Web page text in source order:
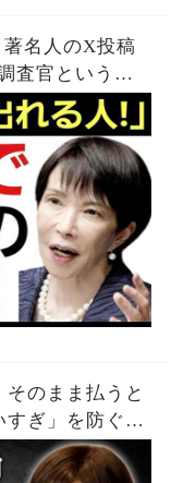
著名人のX投稿
査官という実
そのまま払うと
ぎ」を防ぐ通